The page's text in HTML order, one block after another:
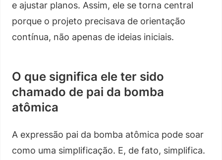
e ajustar planos. Assim, ele se torna central
porque o projeto precisava de orientação
contínua, não apenas de ideias iniciais.
O que significa ele ter sido
chamado de pai da bomba
atômica
A expressão pai da bomba atômica pode soar
como uma simplificação. E, de fato, simplifica.